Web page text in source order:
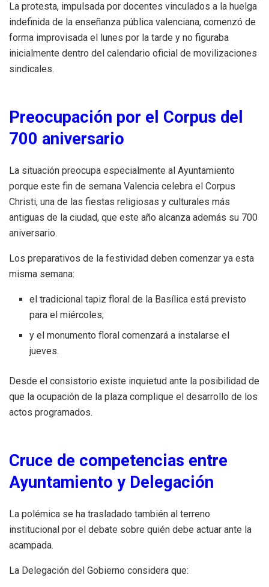
La protesta, impulsada por docentes vinculados a la huelga
indefinida de la enseñanza pública valenciana, comenzó de
forma improvisada el lunes por la tarde y no figuraba
inicialmente dentro del calendario oficial de movilizaciones
sindicales.
Preocupación por el Corpus del
700 aniversario
La situación preocupa especialmente al Ayuntamiento
porque este fin de semana Valencia celebra el Corpus
Christi, una de las fiestas religiosas y culturales más
antiguas de la ciudad, que este año alcanza además su 700
aniversario.
Los preparativos de la festividad deben comenzar ya esta
misma semana:
el tradicional tapiz floral de la Basílica está previsto
para el miércoles;
y el monumento floral comenzará a instalarse el
jueves.
Desde el consistorio existe inquietud ante la posibilidad de
que la ocupación de la plaza complique el desarrollo de los
actos programados.
Cruce de competencias entre
Ayuntamiento y Delegación
La polémica se ha trasladado también al terreno
institucional por el debate sobre quién debe actuar ante la
acampada.
La Delegación del Gobierno considera que: